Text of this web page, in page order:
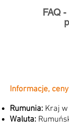
FAQ
Informacje,
Rumunia: Kraj
Waluta: